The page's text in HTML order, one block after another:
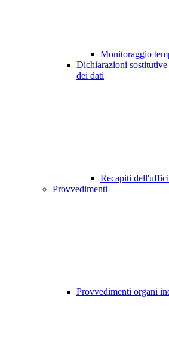
Monitoraggio
Dichiarazioni
dei dati
Recapiti
Provvedimenti
Provvedimenti organi